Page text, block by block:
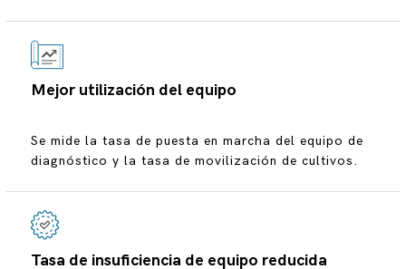
Mejor utilización del equipo
Se mide la tasa de puesta en marcha del equipo de
diagnóstico y la tasa de movilización de cultivos.
Tasa de insuficiencia de equipo reducida